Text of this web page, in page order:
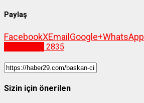
Paylaş
FacebookXEmail Google+WhatsApp
2835
Sizin için önerilen